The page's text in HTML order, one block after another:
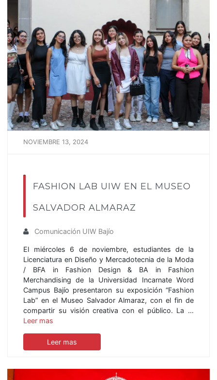
NOVIEMBRE 13, 2024
FASHION LAB UIW EN EL MUSEO
SALVADOR ALMARAZ
Comunicación UIW Bajío
El miércoles 6 de noviembre, estudiantes de la
Licenciatura en Diseño y Mercadotecnia de la Moda
/ BFA in Fashion Design & BA in Fashion
Merchandising de la Universidad Incarnate Word
Campus Bajío presentaron su exposición “Fashion
Lab” en el Museo Salvador Almaraz, con el fin de
compartir su visión creativa con el público. La …
Leer mas
Leer mas